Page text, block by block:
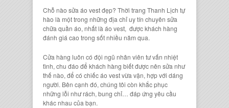
Chỗ nào sửa áo vest đẹp? Thời trang Thanh Lịch tự
hào là một trong những địa chỉ uy tín chuyên sửa
chữa quần áo, nhất là áo vest, được khách hàng
đánh giá cao trong sốt nhiều năm qua.
Cửa hàng luôn có đội ngũ nhân viên tư vấn nhiệt
tình, chu đáo để khách hàng biết được nên sửa như
thế nào, để có chiếc áo vest vừa vặn, hợp với dáng
người. Bên cạnh đó, chúng tôi còn khắc phục
những lỗi như rách, bung chỉ… đáp ứng yêu cầu
khác nhau của bạn.